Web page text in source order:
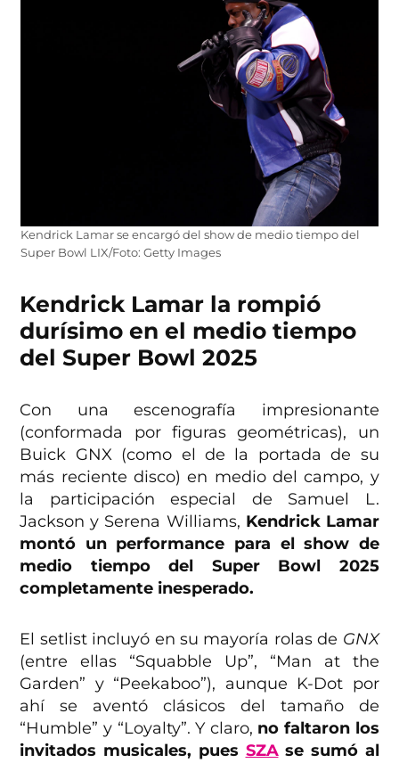
Kendrick Lamar se encargó del show de medio tiempo del
Super Bowl LIX/Foto: Getty Images
Kendrick Lamar la rompió
durísimo en el medio tiempo
del Super Bowl 2025
Con una escenografía impresionante
(conformada por figuras geométricas), un
Buick GNX (como el de la portada de su
más reciente disco) en medio del campo, y
la participación especial de Samuel L.
Jackson y Serena Williams, Kendrick Lamar
montó un performance para el show de
medio tiempo del Super Bowl 2025
completamente inesperado.
El setlist incluyó en su mayoría rolas de GNX
(entre ellas “Squabble Up”, “Man at the
Garden” y “Peekaboo”), aunque K-Dot por
ahí se aventó clásicos del tamaño de
“Humble” y “Loyalty”. Y claro, no faltaron los
invitados musicales, pues SZAse sumó al